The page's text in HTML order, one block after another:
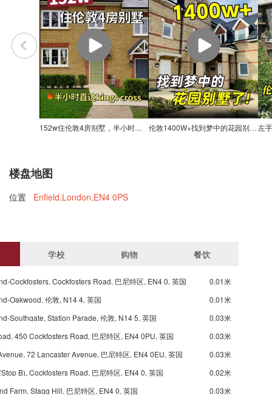
Trent Park坐落在特伦公园Trent Country Park之中，以英国二级保
建筑群，拥有413英亩（167公顷）广阔园地，融合了英国的田园情
的归属。
庄园内有野生动物保护区、网球、高尔夫、马术、Go Ape爬树、游
152w住伦敦4房别墅，半小时直达KIng cross 伦敦1400W+找到梦中的花园别墅了！
楼盘地图
位置 Enfield,London,EN4 0PS
学校 购物 餐饮
Cockfosters, Cockfosters Road, 巴尼特区, EN4 0, 英国
0.01米
Oakwood, 伦敦, N14 4, 英国
0.01米
Southgate, Station Parade, 伦敦, N14 5, 英国
0.03米
450 Cockfosters Road, 巴尼特区, EN4 0PU, 英国
0.03米
72 Lancaster Avenue, 巴尼特区, EN4 0EU, 英国
0.03米
B), Cockfosters Road, 巴尼特区, EN4 0, 英国
0.02米
Farm, Stagg Hill, 巴尼特区, EN4 0, 英国
0.03米